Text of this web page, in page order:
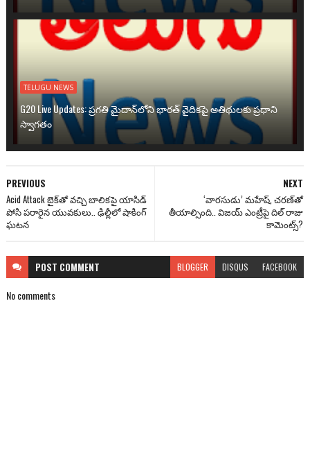
TELUGU NEWS
G20 Live Updates: ప్రగతి మైదాన్‌లోని భారత్ వైదికపై అతిథులకు ప్రధాని
స్వాగతం
NEXT
‘వారసుడు’ మహేష్, చరణ్‌తో
తీయాల్సింది.. విజయ్‌ ఎంట్రీపై దిల్ రాజు
కామెంట్స్?
PREVIOUS
Acid Attack బైక్‌‌తో వచ్చి బాలికపై యాసిడ్
పోసి పరారైన యువకులు.. ఢిల్లీలో షాకింగ్
ఘటన
POST COMMENT BLOGGER DISQUS FACEBOOK
No comments